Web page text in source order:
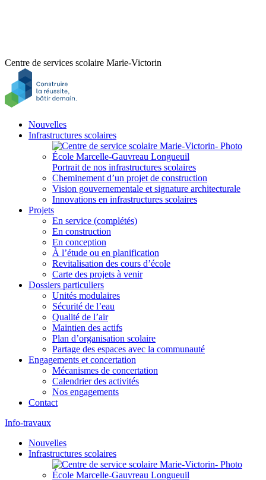
Centre de services scolaire Marie-Victorin
Nouvelles
Infrastructures scolaires
Portrait de nos infrastructures scolaires
Cheminement d’un projet de construction
Vision gouvernementale et signature architecturale
Innovations en infrastructures scolaires
Projets
En service (complétés)
En construction
En conception
À l’étude ou en planification
Revitalisation des cours d’école
Carte des projets à venir
Dossiers particuliers
Unités modulaires
Sécurité de l’eau
Qualité de l’air
Maintien des actifs
Plan d’organisation scolaire
Partage des espaces avec la communauté
Engagements et concertation
Mécanismes de concertation
Calendrier des activités
Nos engagements
Contact
Info-travaux
Nouvelles
Infrastructures scolaires